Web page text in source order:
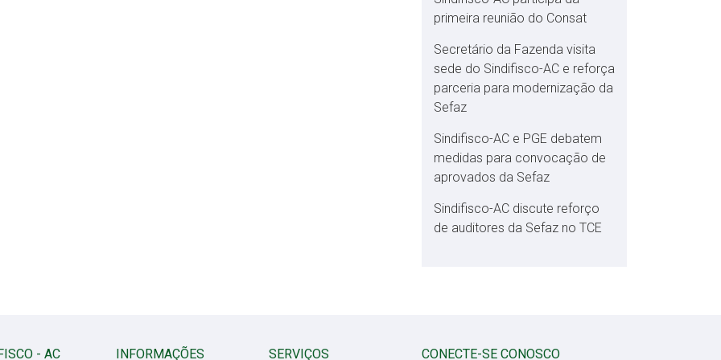
primeira reunião do Consat
Secretário da Fazenda visita
sede do Sindifisco-AC e reforça
parceria para modernização da
Sefaz
Sindifisco-AC e PGE debatem
medidas para convocação de
aprovados da Sefaz
Sindifisco-AC discute reforço
de auditores da Sefaz no TCE
- AC INFORMAÇÕES SERVIÇOS CONECTE-SE CONOSCO